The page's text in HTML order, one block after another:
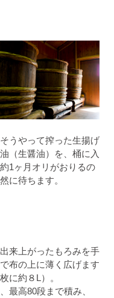
うやって搾った生揚げ
（生醤油）を、桶に入
1ヶ月オリがおりるの
に待ちます。
来上がったもろみを手
布の上に薄く広げます
枚に約８L）。
最高80段まで積み、